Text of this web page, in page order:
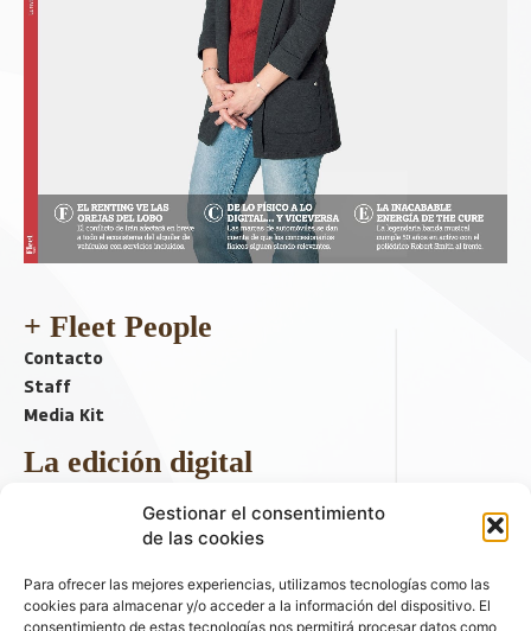
Gestionar el consentimiento
de las cookies
Para ofrecer las mejores experiencias, utilizamos tecnologías como las
cookies para almacenar y/o acceder a la información del dispositivo. El
consentimiento de estas tecnologías nos permitirá procesar datos como
+ Fleet People
Contacto
Staff
Media Kit
La edición digital
Descargar último ejemplar
ir a hemeroteca
+ Contenido en redes sociales